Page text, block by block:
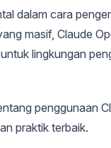
dalam cara
masif, Claude
lingkungan
penggunaan
praktik terbaik.